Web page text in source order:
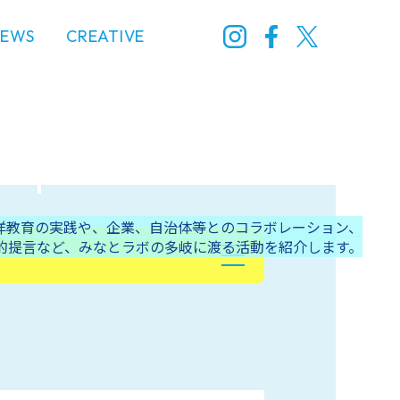
CREATIVE
教育の実践や、企業、自治体等とのコラボレーション、
提言など、みなとラボの多岐に渡る活動を紹介します。